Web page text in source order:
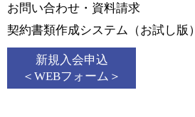
お問い合わせ・資料請求
契約書類作成システム
（お試し版）
新規入会申込
＜WEBフォーム＞